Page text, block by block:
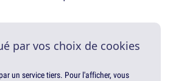
par vos choix de cookies
un service tiers. Pour l'afficher, vous